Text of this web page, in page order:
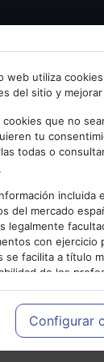
a
tu Email
o regístrate con
web utiliza
del sitio y
cookies que no
tu
todas o
incluida
del mercado
legalmente
con ejercicio
se facilita a título
de los
y decidir, en
a las necesidades
Configurar